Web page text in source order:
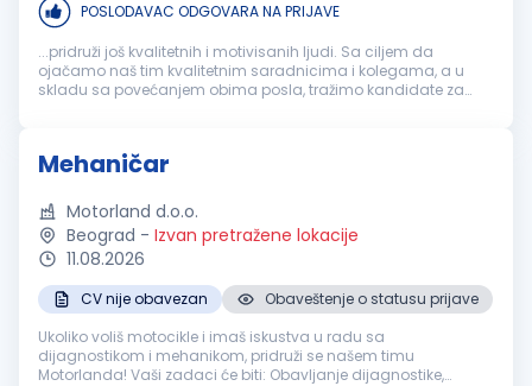
POSLODAVAC ODGOVARA NA PRIJAVE
...pridruži još kvalitetnih i motivisanih ljudi. Sa ciljem da
ojačamo naš tim kvalitetnim saradnicima i kolegama, a u
skladu sa povećanjem obima posla, tražimo kandidate za
Mehaničar
Motorland d.o.o.
Beograd - Izvan pretražene lokacije
11.08.2026
CV nije obavezan
Obaveštenje o statusu prijave
Ukoliko voliš motocikle i imaš iskustva u radu sa
dijagnostikom i mehanikom, pridruži se našem timu
Motorlanda! Vaši zadaci će biti: Obavljanje dijagnostike,